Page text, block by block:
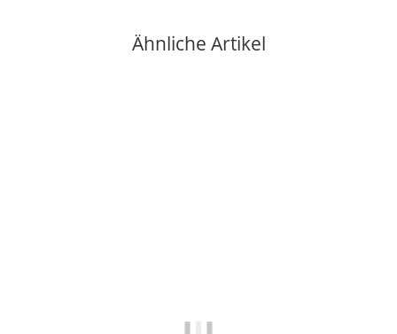
Ähnliche Artikel